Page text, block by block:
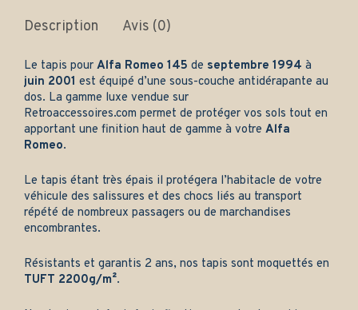
quantity
Description Avis (0)
Le tapis pour Alfa Romeo 145 de septembre 1994 à
juin 2001 est équipé d’une sous-couche antidérapante au
dos. La gamme luxe vendue sur
Retroaccessoires.com permet de protéger vos sols tout en
apportant une finition haut de gamme à votre Alfa
Romeo.
Le tapis étant très épais il protégera l’habitacle de votre
véhicule des salissures et des chocs liés au transport
répété de nombreux passagers ou de marchandises
encombrantes.
Résistants et garantis 2 ans, nos tapis sont moquettés en
TUFT 2200g/m².